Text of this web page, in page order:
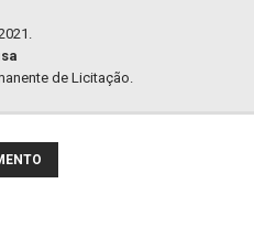
de Licitação.